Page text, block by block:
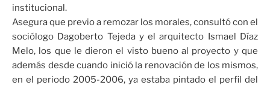
institucional.
Asegura que previo a remozar los morales, consultó con el
sociólogo Dagoberto Tejeda y el arquitecto Ismael Díaz
Melo, los que le dieron el visto bueno al proyecto y que
además desde cuando inició la renovación de los mismos,
en el periodo 2005-2006, ya estaba pintado el perfil del